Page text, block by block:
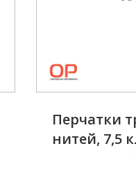
Перчатки
нитей, 7,5